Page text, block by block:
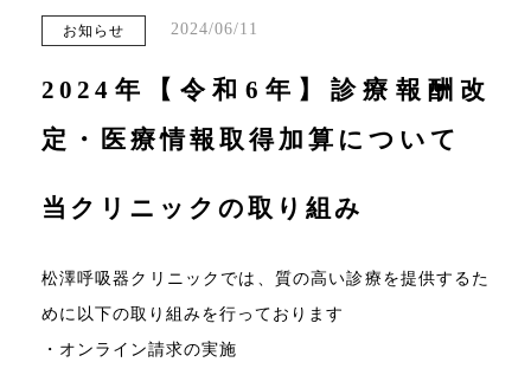
お知らせ 2024/06/11
2024年【令和6年】診療報酬改
定・医療情報取得加算について
当クリニックの取り組み
松澤呼吸器クリニックでは、質の高い診療を提供するた
めに以下の取り組みを行っております
・オンライン請求の実施